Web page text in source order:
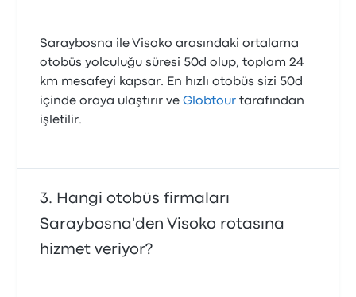
Saraybosna ile Visoko arasındaki ortalama
otobüs yolculuğu süresi 50d olup, toplam 24
km mesafeyi kapsar. En hızlı otobüs sizi 50d
içinde oraya ulaştırır veGlobtour tarafından
işletilir.
Hangi otobüs firmaları
Saraybosna'den Visoko rotasına
hizmet veriyor?